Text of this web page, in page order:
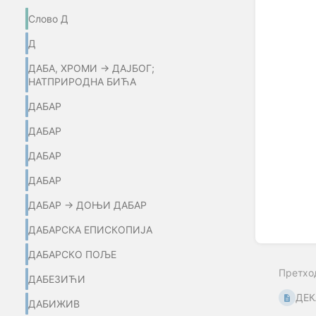
Слово Д
Д
ДАБА, ХРОМИ → ДАЈБОГ;
НАТПРИРОДНА БИЋА
ДАБАР
ДАБАР
ДАБАР
ДАБАР
ДАБАР → ДОЊИ ДАБАР
ДАБАРСКА ЕПИСКОПИЈА
ДАБАРСКО ПОЉЕ
ДАБЕЗИЋИ
ДАБИЖИВ